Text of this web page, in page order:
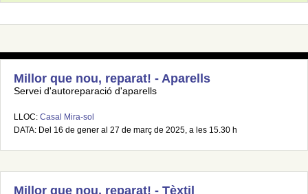
Millor que nou, reparat! - Aparells
Servei d'autoreparació d'aparells
LLOC: Casal Mira-sol
DATA: Del 16 de gener al 27 de març de 2025, a les 15.30 h
Millor que nou, reparat! - Tèxtil